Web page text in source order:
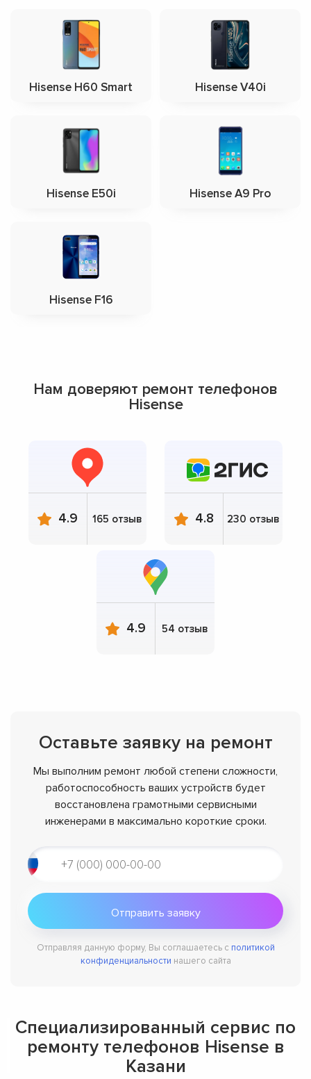
Hisense H60 Smart Hisense V40i
Hisense E50i Hisense A9 Pro
Hisense F16
Нам доверяют ремонт телефонов
Hisense
4.9 165 отзыв 4.8 230 отзыв
4.9 54 отзыв
Оставьте заявку на ремонт
Мы выполним ремонт любой степени сложности,
работоспособность ваших устройств будет
восстановлена грамотными сервисными
инженерами в максимально короткие сроки.
Отправляя данную форму, Вы соглашаетесь с политикой
конфиденциальности нашего сайта
Специализированный сервис по
ремонту телефонов Hisense в
Казани